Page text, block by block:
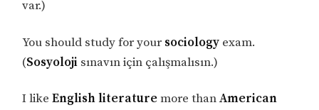
var.)
You should study for your sociology exam.
(Sosyoloji sınavın için çalışmalısın.)
I likeEnglish literaturemore thanAmerican